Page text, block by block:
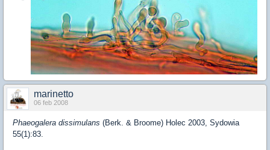
marinetto
06 feb 2008
Phaeogalera dissimulans (Berk. & Broome) Holec 2003, Sydowia
55(1):83.